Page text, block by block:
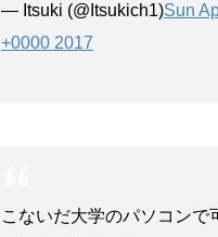
— Itsuki (@Itsukich1)Sun
+0000 2017
こないだ大学のパソコンで